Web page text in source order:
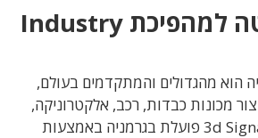
למהפיכת Industry
הוא מהגדולים והמתקדמים בעולם,
מכונות כבדות, רכב, אלקטרוניקה,
הנדסה וכימיקלים. 3d Signals פועלת בגרמניה באמצעות